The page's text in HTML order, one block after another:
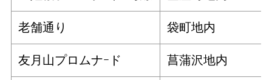
老舗通り 袋町地内
友月山プロムナｰド 菖蒲沢地内